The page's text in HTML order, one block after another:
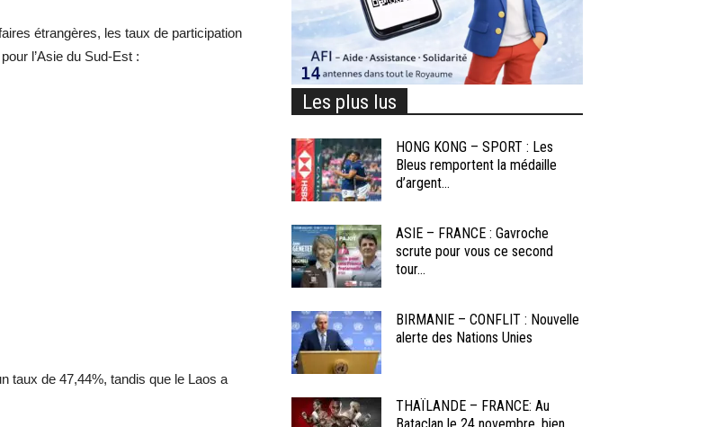
étrangères, les taux de participation
l’Asie du Sud-Est :
taux de 47,44%, tandis que le Laos a
Les plus lus
HONG KONG – SPORT : Les
Bleus remportent la médaille
d’argent...
ASIE – FRANCE : Gavroche
scrute pour vous ce second
tour...
BIRMANIE – CONFLIT : Nouvelle
alerte des Nations Unies
THAÏLANDE – FRANCE: Au